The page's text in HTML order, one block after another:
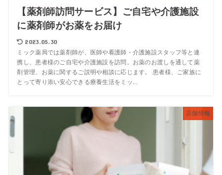
【薬剤師訪問サービス】ご自宅や介護施設
に薬剤師がお薬をお届け
2023.05.30
ミック薬局では薬剤師が、医師や看護師・介護施設スタッフ等と連
携し、患者様のご自宅や介護施設を訪問。お薬のお渡しを通して薬
剤管理、お薬に関するご説明や相談に応じます。 患者様、ご家族に
とって寄り添い安心できる療養生活をミッ...
店舗情報